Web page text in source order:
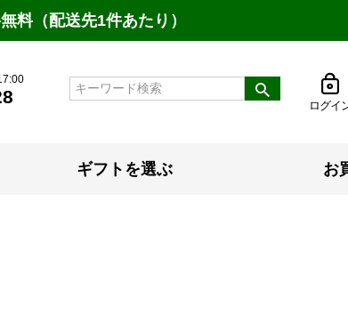
料（配送先1件あたり）
ログイ
ギフトを選ぶ お